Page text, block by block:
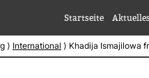
Startseite Aktuelles
⟩ International ⟩ Khadija Ismajilowa